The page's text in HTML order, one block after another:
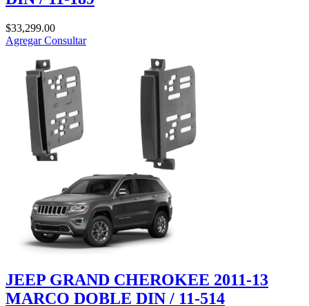
$33,299.00
AgregarConsultar
JEEP GRAND CHEROKEE 2011-13
MARCO DOBLE DIN / 11-514